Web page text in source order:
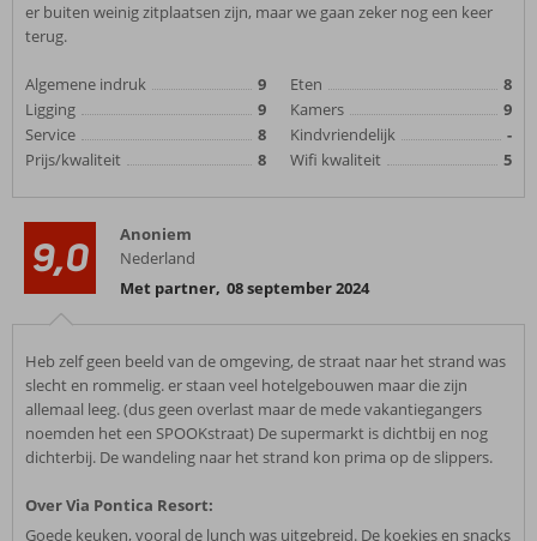
er buiten weinig zitplaatsen zijn, maar we gaan zeker nog een keer
terug.
Algemene indruk
9
Ligging
9
Service
8
Prijs/kwaliteit
8
Eten
8
Kamers
9
Kindvriendelijk
-
Wifi kwaliteit
5
9,0
Anoniem
Nederland
Met partner, 08 september 2024
Heb zelf geen beeld van de omgeving, de straat naar het strand was
slecht en rommelig. er staan veel hotelgebouwen maar die zijn
allemaal leeg. (dus geen overlast maar de mede vakantiegangers
noemden het een SPOOKstraat) De supermarkt is dichtbij en nog
dichterbij. De wandeling naar het strand kon prima op de slippers.
Over Via Pontica Resort:
Goede keuken, vooral de lunch was uitgebreid. De koekjes en snacks